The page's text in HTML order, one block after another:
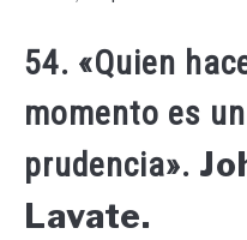
54. «Quien
momento es
prudencia».
Lavate.